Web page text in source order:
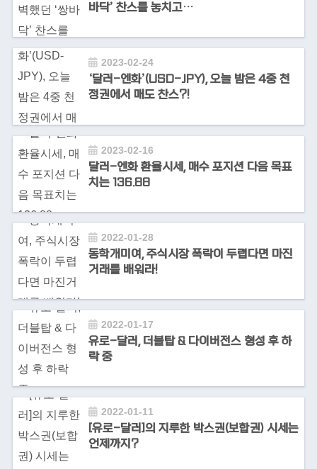
바닥’ 찬스를 놓치고…
2023-02-24
‘달러-엔화’(USD-JPY), 오늘 밤은 4중 천
정권에서 매도 찬스?!
2023-02-16
달러-엔화 환율시세, 매수 포지션 다음 목표
치는 136.88
2022-01-28
동학개미여, 주식시장 폭락이 두렵다면 마진
거래를 배워라!
2022-01-17
유로-달러, 더블탑 & 다이버전스 형성 후 하
락 중
2022-01-11
[유로-달러]의 지루한 박스권(보합권) 시세는
언제까지?